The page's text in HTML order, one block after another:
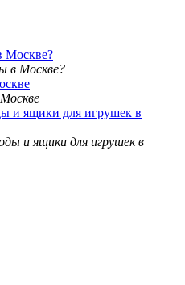
Москве?
и ящики для игрушек в